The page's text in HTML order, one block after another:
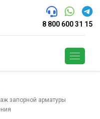
8 800 600 31 15
запорной арматуры